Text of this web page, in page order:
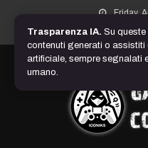
content
Friday,
Trasparenza IA. Su
contenuti generati o
artificiale, sempre segnalati
umano.